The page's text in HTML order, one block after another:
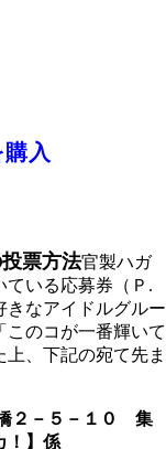
入
票方法官製ハガ
ている応募券（Ｐ.
きなアイドルグルー
のコが一番輝いて
、下記の宛て先ま
２－５－１０ 集
！】係